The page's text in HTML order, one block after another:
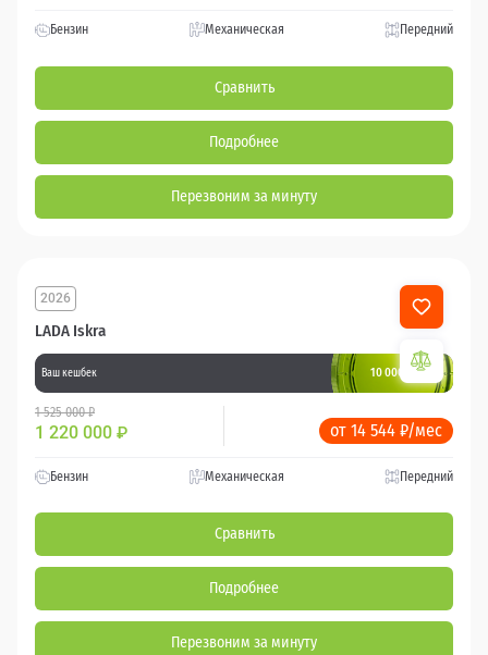
Бензин Механическая Передний
Сравнить
Подробнее
Перезвоним за минуту
LADA Iskra
2026
Ваш кешбек 10 000 баллов
1 525 000 ₽
1 220 000 ₽ от 14 544 ₽/мес
Бензин Механическая Передний
Сравнить
Подробнее
Перезвоним за минуту